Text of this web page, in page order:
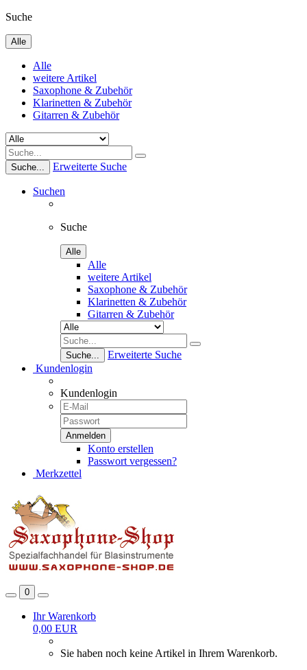
Suche
Alle
Alle
weitere Artikel
Saxophone & Zubehör
Klarinetten & Zubehör
Gitarren & Zubehör
Suche... Erweiterte Suche
Suchen
Suche
Alle
Alle
weitere Artikel
Saxophone & Zubehör
Klarinetten & Zubehör
Gitarren & Zubehör
Suche...
Erweiterte Suche
Kundenlogin
Kundenlogin
Konto erstellen
Passwort vergessen?
Merkzettel
0
Ihr Warenkorb
0,00 EUR
Sie haben noch keine Artikel in Ihrem Warenkorb.